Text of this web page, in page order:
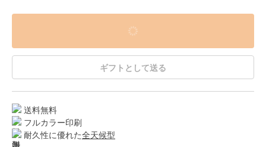
ギフトとして送る
送料無料
フルカラー印刷
耐久性に優れた全天候型